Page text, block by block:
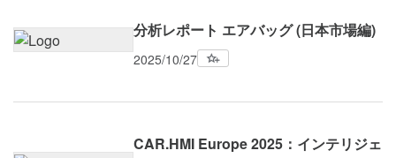
分析レポート エアバッグ (日本市場編)
2025/10/27
CAR.HMI Europe 2025：インテリジェ